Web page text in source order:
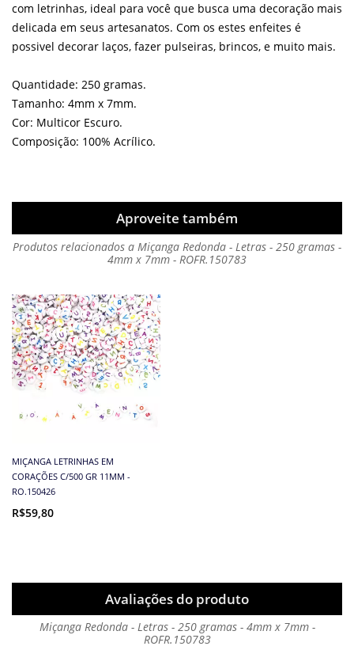
com letrinhas, ideal para você que busca uma decoração mais
delicada em seus artesanatos. Com os estes enfeites é
possivel decorar laços, fazer pulseiras, brincos, e muito mais.
Quantidade: 250 gramas.
Tamanho: 4mm x 7mm.
Cor: Multicor Escuro.
Composição: 100% Acrílico.
Aproveite também
Produtos relacionados a Miçanga Redonda - Letras - 250 gramas -
4mm x 7mm - ROFR.150783
MIÇANGA LETRINHAS EM
CORAÇÕES C/500 GR 11MM -
RO.150426
R$59,80
Avaliações do produto
Miçanga Redonda - Letras - 250 gramas - 4mm x 7mm -
ROFR.150783